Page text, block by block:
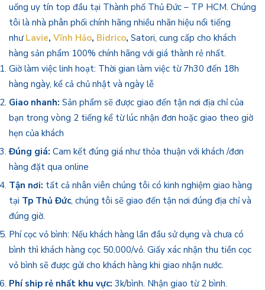
uống uy tín top đầu tại Thành phố Thủ Đức – TP HCM. Chúng
tôi là nhà phân phối chính hãng nhiều nhãn hiệu nổi tiếng
như Lavie, Vĩnh Hảo, Bidrico, Satori, cung cấp cho khách
hàng sản phẩm 100% chính hãng với giá thành rẻ nhất.
Giờ làm việc linh hoạt: Thời gian làm việc từ 7h30 đến 18h
hàng ngày, kể cả chủ nhật và ngày lễ
Giao nhanh: Sản phẩm sẽ được giao đến tận nơi địa chỉ của
bạn trong vòng 2 tiếng kể từ lúc nhận đơn hoặc giao theo giờ
hẹn của khách
Đúng giá: Cam kết đúng giá như thỏa thuận với khách /đơn
hàng đặt qua online
Tận nơi: tất cả nhân viên chúng tôi có kinh nghiệm giao hàng
tại Tp Thủ Đức, chúng tôi sẽ giao đến tận nơi đúng địa chỉ và
đúng giờ.
Phí cọc vỏ bình: Nếu khách hàng lần đầu sử dụng và chưa có
bình thì khách hàng cọc 50.000/vỏ. Giấy xác nhận thu tiền cọc
vỏ bình sẽ được gửi cho khách hàng khi giao nhận nước.
Phí ship rẻ nhất khu vực: 3k/bình. Nhận giao từ 2 bình.